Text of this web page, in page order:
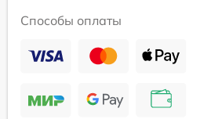
Способы оплаты